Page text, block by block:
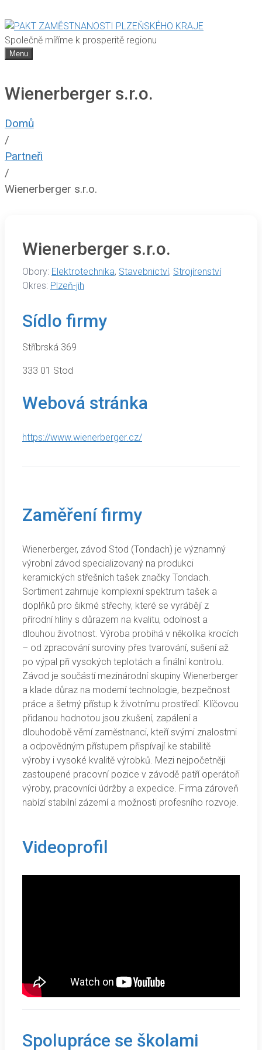
Společně míříme k prosperitě regionu
Menu
Wienerberger s.r.o.
Domů
/
Partneři
/
Wienerberger s.r.o.
Wienerberger s.r.o.
Obory: Elektrotechnika, Stavebnictví, Strojírenství
Okres: Plzeň-jih
Sídlo firmy
Stříbrská 369
333 01 Stod
Webová stránka
https://www.wienerberger.cz/
Zaměření firmy
Wienerberger, závod Stod (Tondach) je významný
výrobní závod specializovaný na produkci
keramických střešních tašek značky Tondach.
Sortiment zahrnuje komplexní spektrum tašek a
doplňků pro šikmé střechy, které se vyrábějí z
přírodní hlíny s důrazem na kvalitu, odolnost a
dlouhou životnost. Výroba probíhá v několika krocích
– od zpracování suroviny přes tvarování, sušení až
po výpal při vysokých teplotách a finální kontrolu.
Závod je součástí mezinárodní skupiny Wienerberger
a klade důraz na moderní technologie, bezpečnost
práce a šetrný přístup k životnímu prostředí. Klíčovou
přidanou hodnotou jsou zkušení, zapálení a
dlouhodobě věrní zaměstnanci, kteří svými znalostmi
a odpovědným přístupem přispívají ke stabilitě
výroby i vysoké kvalitě výrobků. Mezi nejpočetněji
zastoupené pracovní pozice v závodě patří operátoři
výroby, pracovníci údržby a expedice. Firma zároveň
nabízí stabilní zázemí a možnosti profesního rozvoje.
Videoprofil
Spolupráce se školami